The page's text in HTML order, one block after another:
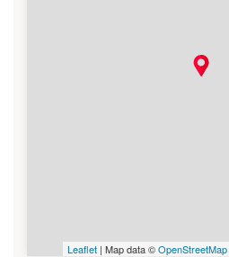
Leaflet | Map data ©OpenStreetMap